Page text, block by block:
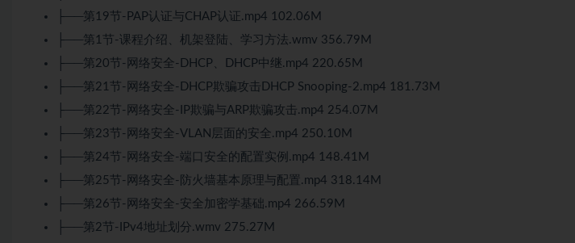
├──第19节-PAP认证与CHAP认证.mp4 102.06M
├──第1节-课程介绍、机架登陆、学习方法.wmv 356.79M
├──第20节-网络安全-DHCP、DHCP中继.mp4 220.65M
├──第21节-网络安全-DHCP欺骗攻击DHCP Snooping-2.mp4 181.73M
├──第22节-网络安全-IP欺骗与ARP欺骗攻击.mp4 254.07M
├──第23节-网络安全-VLAN层面的安全.mp4 250.10M
├──第24节-网络安全-端口安全的配置实例.mp4 148.41M
├──第25节-网络安全-防火墙基本原理与配置.mp4 318.14M
├──第26节-网络安全-安全加密学基础.mp4 266.59M
├──第2节-IPv4地址划分.wmv 275.27M